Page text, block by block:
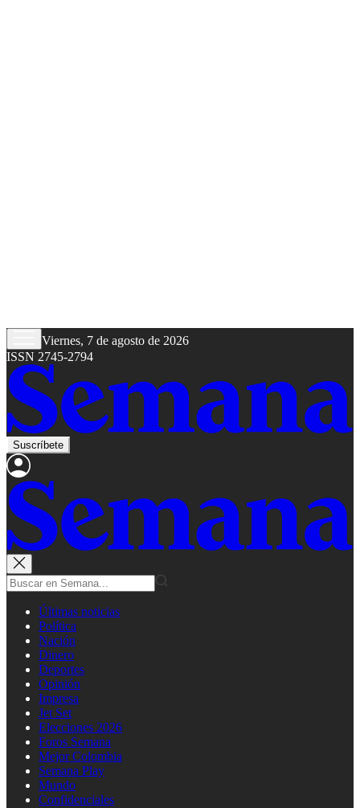
Viernes, 7 de agosto de 2026
ISSN 2745-2794
Suscríbete
Últimas noticias
Política
Nación
Dinero
Deportes
Opinión
Impresa
Jet Set
Elecciones 2026
Foros Semana
Mejor Colombia
Semana Play
Mundo
Confidenciales